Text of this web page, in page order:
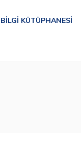
BILGI KÜTÜPHANESI